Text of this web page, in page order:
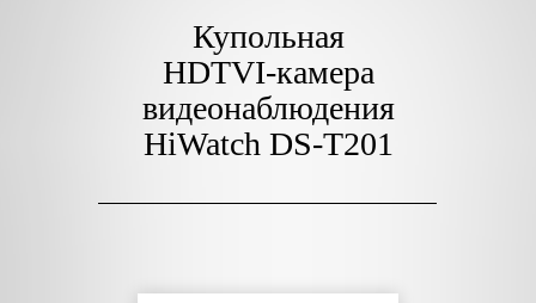
Купольная
HDTVI-камера
видеонаблюдения
HiWatch DS-T201